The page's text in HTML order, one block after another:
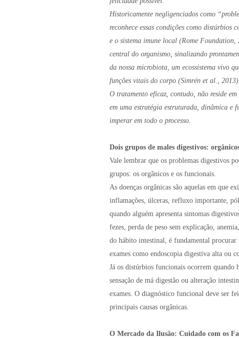
Historicamente negligenciados como
reconhece essas condições como
e o sistema imune local (Rome Foundation,
central do organismo, sinalizando
da nossa microbiota, um ecossistema vivo
funções vitais do corpo (Simrén et al., 2013).
O tratamento eficaz, contudo, não reside
em uma estratégia estruturada, dinâmica e
imperar em todo o processo.
Dois grupos de males digestivos:
Vale lembrar que os problemas digestivos
grupos: os orgânicos e os funcionais.
As doenças orgânicas são aquelas em que
inflamações, úlceras, refluxo importante,
quando alguém apresenta sintomas
fezes, perda de peso sem explicação,
do hábito intestinal, é fundamental procurar
exames como endoscopia digestiva alta ou
Já os distúrbios funcionais ocorrem quando
sensação de má digestão ou alteração
exames. O diagnóstico funcional deve ser
principais causas orgânicas.
O Mercado da Ilusão: Cuidado com os